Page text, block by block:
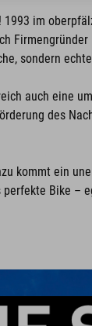
im
sondern
auch
des
kommt ein
Bike